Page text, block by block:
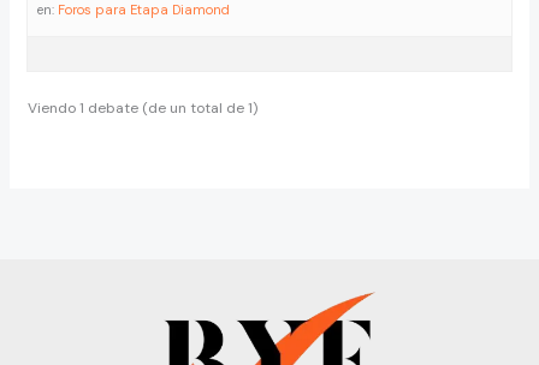
en: Foros para Etapa Diamond
Viendo 1 debate (de un total de 1)